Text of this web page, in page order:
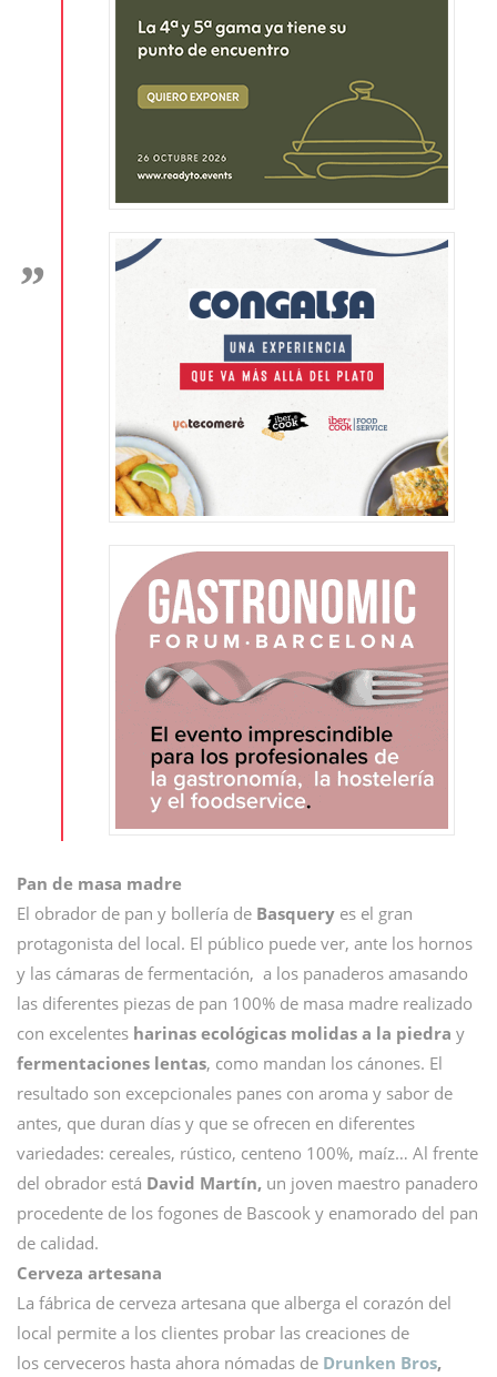
Pan de masa madre
El obrador de pan y bollería de Basquery es el gran
protagonista del local. El público puede ver, ante los hornos
y las cámaras de fermentación, a los panaderos amasando
las diferentes piezas de pan 100% de masa madre realizado
con excelentes harinas ecológicas molidas a la piedra y
fermentaciones lentas, como mandan los cánones. El
resultado son excepcionales panes con aroma y sabor de
antes, que duran días y que se ofrecen en diferentes
variedades: cereales, rústico, centeno 100%, maíz… Al frente
del obrador está David Martín, un joven maestro panadero
procedente de los fogones de Bascook y enamorado del pan
de calidad.
Cerveza artesana
La fábrica de cerveza artesana que alberga el corazón del
local permite a los clientes probar las creaciones de
los cerveceros hasta ahora nómadas de Drunken Bros,